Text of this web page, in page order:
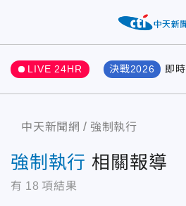
LIVE 24HR 決戰2026 即時
中天新聞網 強制執行
強制執行 相關報導
有 18 項結果